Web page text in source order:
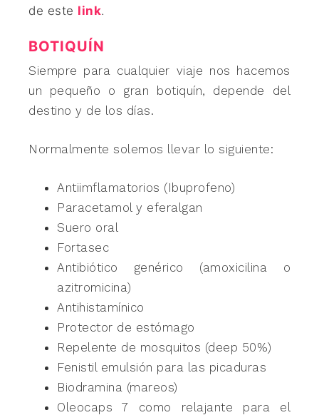
de este link.
BOTIQUÍN
Siempre para cualquier viaje nos hacemos
un pequeño o gran botiquín, depende del
destino y de los días.
Normalmente solemos llevar lo siguiente:
Antiimflamatorios (Ibuprofeno)
Paracetamol y eferalgan
Suero oral
Fortasec
Antibiótico genérico (amoxicilina o
azitromicina)
Antihistamínico
Protector de estómago
Repelente de mosquitos (deep 50%)
Fenistil emulsión para las picaduras
Biodramina (mareos)
Oleocaps 7 como relajante para el